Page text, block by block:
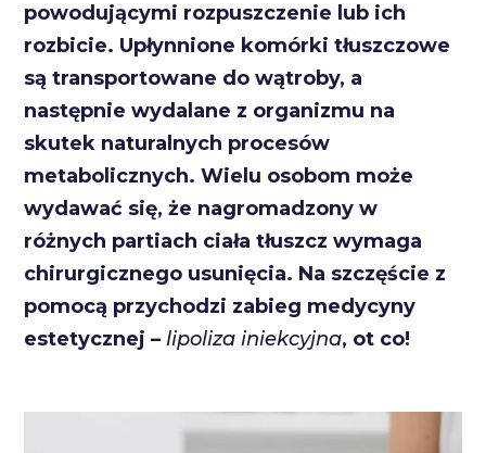
powodującymi rozpuszczenie lub ich
rozbicie. Upłynnione komórki tłuszczowe
są transportowane do wątroby, a
następnie wydalane z organizmu na
skutek naturalnych procesów
metabolicznych. Wielu osobom może
wydawać się, że nagromadzony w
różnych partiach ciała tłuszcz wymaga
chirurgicznego usunięcia. Na szczęście z
pomocą przychodzi zabieg medycyny
estetycznej –lipoliza iniekcyjna, ot co!